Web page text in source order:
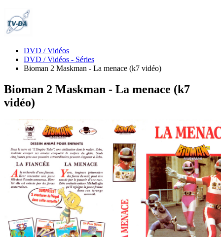
DVD / Vidéos
DVD / Vidéos - Séries
Bioman 2 Maskman - La menace (k7 vidéo)
Bioman 2 Maskman - La menace (k7
vidéo)